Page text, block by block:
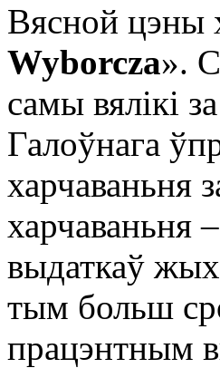
Вясной цэны
Wyborcza».
самы вялікі
Галоўнага
харчаваньня
харчаваньня
выдаткаў
тым больш
працэнтным